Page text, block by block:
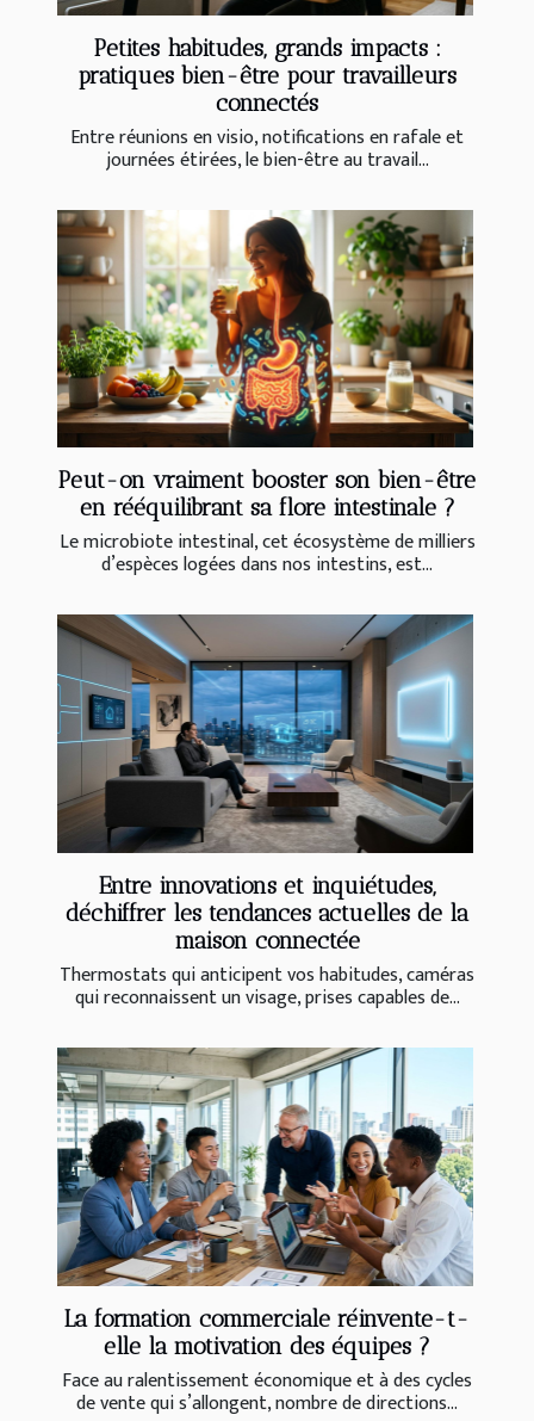
Petites habitudes, grands impacts :
pratiques bien-être pour travailleurs
connectés
Entre réunions en visio, notifications en rafale et
journées étirées, le bien-être au travail...
Peut-on vraiment booster son bien-être
en rééquilibrant sa flore intestinale ?
Le microbiote intestinal, cet écosystème de milliers
d’espèces logées dans nos intestins, est...
Entre innovations et inquiétudes,
déchiffrer les tendances actuelles de la
maison connectée
Thermostats qui anticipent vos habitudes, caméras
qui reconnaissent un visage, prises capables de...
La formation commerciale réinvente-t-
elle la motivation des équipes ?
Face au ralentissement économique et à des cycles
de vente qui s’allongent, nombre de directions...